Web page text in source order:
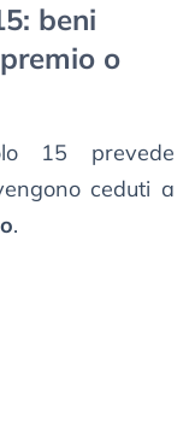
beni
o
15 prevede
ceduti a
.